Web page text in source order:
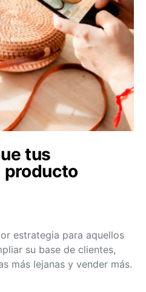
tus
estrategia para aquellos
su base de clientes,
más lejanas y vender más.